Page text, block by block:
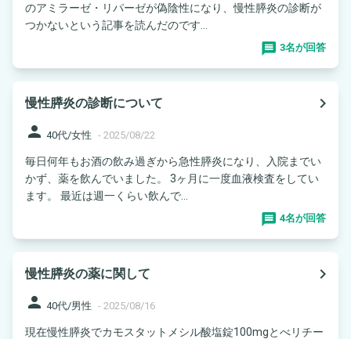
のアミラーゼ・リパーゼが偽陰性になり、慢性膵炎の診断が
つかないという記事を読んだのです...
3名が回答
慢性膵炎の診断について
navigate_next
person 40代/女性 - 2025/08/22
毎日何年もお酒の飲み過ぎから急性膵炎になり、入院までい
かず、薬を飲んでいました。 3ヶ月に一度血液検査をしてい
ます。 最近は週一くらい飲んで...
4名が回答
慢性膵炎の薬に関して
navigate_next
person 40代/男性 - 2025/08/16
現在慢性膵炎でカモスタットメシル酸塩錠100mgとべリチー